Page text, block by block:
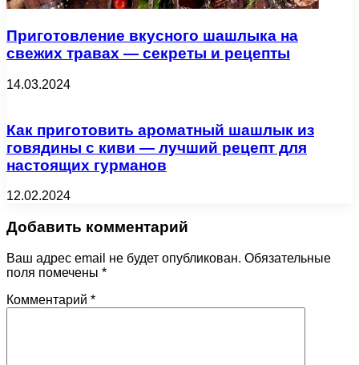
Приготовление вкусного шашлыка на
свежих травах — секреты и рецепты
14.03.2024
Как приготовить ароматный шашлык из
говядины с киви — лучший рецепт для
настоящих гурманов
12.02.2024
Добавить комментарий
Ваш адрес email не будет опубликован. Обязательные
поля помечены *
Комментарий *